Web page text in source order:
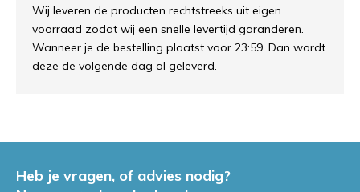
Wij leveren de producten rechtstreeks uit eigen
voorraad zodat wij een snelle levertijd garanderen.
Wanneer je de bestelling plaatst voor 23:59. Dan wordt
deze de volgende dag al geleverd.
Heb je vragen, of advies nodig?